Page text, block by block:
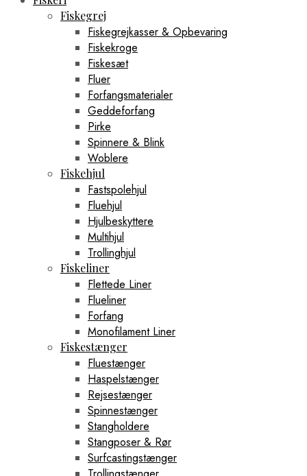
Fiskegrej
Fiskegrejkasser & Opbevaring
Fiskekroge
Fiskesæt
Fluer
Forfangsmaterialer
Geddeforfang
Pirke
Spinnere & Blink
Woblere
Fiskehjul
Fastspolehjul
Fluehjul
Hjulbeskyttere
Multihjul
Trollinghjul
Fiskeliner
Flettede Liner
Flueliner
Forfang
Monofilament Liner
Fiskestænger
Fluestænger
Haspelstænger
Rejsestænger
Spinnestænger
Stangholdere
Stangposer & Rør
Surfcastingstænger